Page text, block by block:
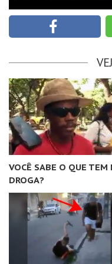
VOCÊ SABE O QUE TEM
DROGA?